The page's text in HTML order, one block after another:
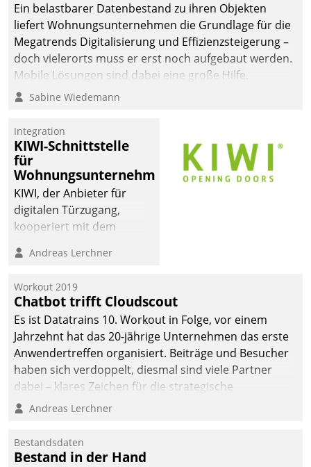
Ein belastbarer Datenbestand zu ihren Objekten
liefert Wohnungsunternehmen die Grundlage für die
Megatrends Digitalisierung und Effizienzsteigerung –
doch vielerorts muss er erst noch aufgebaut werden.
Mobile Lösungen sind dabei eine große Hilfe.
Sabine Wiedemann
Integration
KIWI-Schnittstelle
für
Wohnungsunternehmen
KIWI, der Anbieter für
digitalen Türzugang,
kooperiert mit dem
Softwareentwicklungshaus
Andreas Lerchner
Workout 2019
Chatbot trifft Cloudscout
Es ist Datatrains 10. Workout in Folge, vor einem
Jahrzehnt hat das 20-jährige Unternehmen das erste
Anwendertreffen organisiert. Beiträge und Besucher
haben sich verdoppelt, diesmal sind viele Partner
dabei – klares Zeichen für die strategische
Fokussierung auf den Kunden.
Andreas Lerchner
Bestandsdaten
Bestand in der Hand